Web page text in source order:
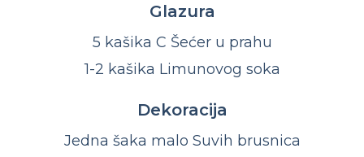
Glazura
5 kašika C Šećer u prahu
1-2 kašika Limunovog soka
Dekoracija
Jedna šaka malo Suvih brusnica